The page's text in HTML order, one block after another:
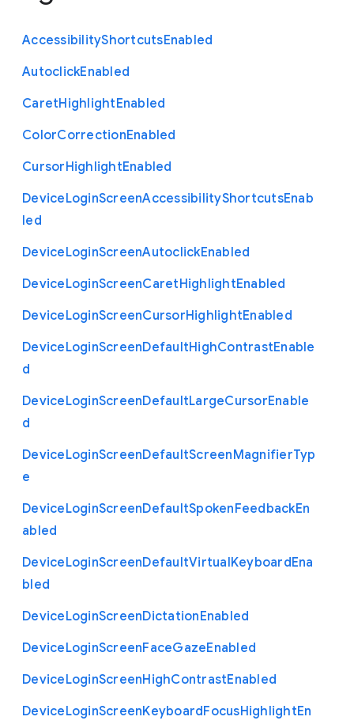
AccessibilityShortcutsEnabled
AutoclickEnabled
CaretHighlightEnabled
ColorCorrectionEnabled
CursorHighlightEnabled
DeviceLoginScreenAccessibilityShortcutsEnab
led
DeviceLoginScreenAutoclickEnabled
DeviceLoginScreenCaretHighlightEnabled
DeviceLoginScreenCursorHighlightEnabled
DeviceLoginScreenDefaultHighContrastEnable
d
DeviceLoginScreenDefaultLargeCursorEnable
d
DeviceLoginScreenDefaultScreenMagnifierTyp
e
DeviceLoginScreenDefaultSpokenFeedbackEn
abled
DeviceLoginScreenDefaultVirtualKeyboardEna
bled
DeviceLoginScreenDictationEnabled
DeviceLoginScreenFaceGazeEnabled
DeviceLoginScreenHighContrastEnabled
DeviceLoginScreenKeyboardFocusHighlightEn